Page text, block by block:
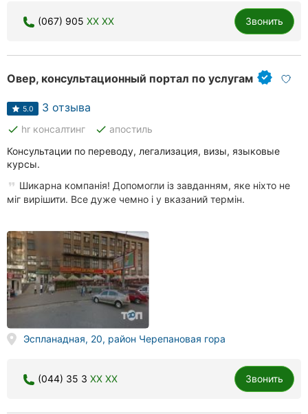
(067) 905 XX XX Звонить
Овер, консультационный портал по услугам
5.0 3 отзыва
done hr консалтинг done апостиль
Консультации по переводу, легализация, визы, языковые
курсы.
Шикарна компанія! Допомогли із завданням, яке ніхто не
міг вирішити. Все дуже чемно і у вказаний термін.
Эспланадная, 20, район Черепановая гора
(044) 35 3 XX XX Звонить